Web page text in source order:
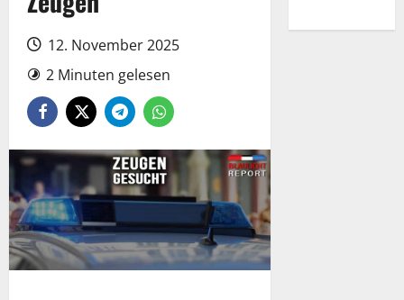
12. November 2025
2 Minuten gelesen